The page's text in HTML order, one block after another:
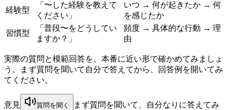
経験型
「〜した経験を教えて
ください」
いつ → 何が起きたか → 何
を感じたか
習慣型
「普段〜をどうしてい
ますか？」
頻度 → 具体的な行動 → 理
由
実際の質問と模範回答を、本番に近い形で確かめてみましょ
う。まず質問を聞いて自分で答えてから、回答例を開いてみ
てください。
意見 質問を聞く
まず質問を聞いて、自分なりに答えてみ